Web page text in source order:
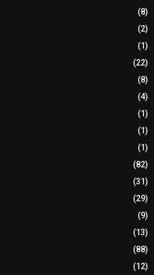
(8)
(2)
(1)
(22)
(8)
(4)
(1)
(1)
(1)
(82)
(31)
(29)
(9)
(13)
(88)
(12)